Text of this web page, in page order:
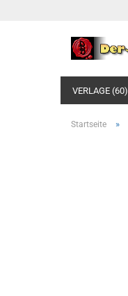
VERLAGE (60)
Startseite »